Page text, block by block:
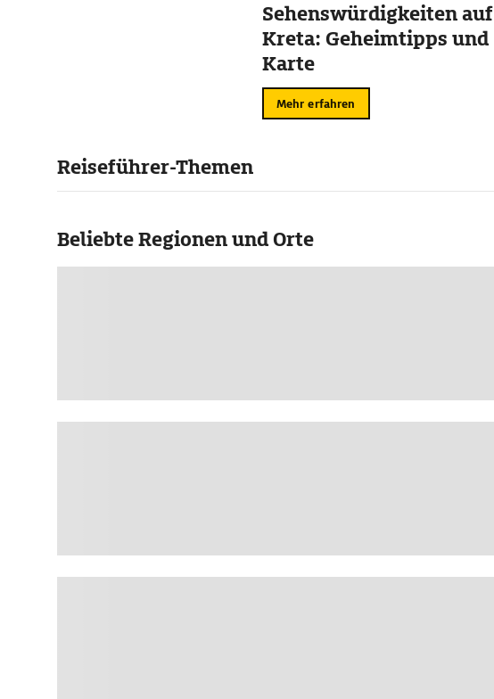
Sehenswürdigkeiten auf
Kreta: Geheimtipps und
Karte
Mehr erfahren
Reiseführer-Themen
Beliebte Regionen und Orte